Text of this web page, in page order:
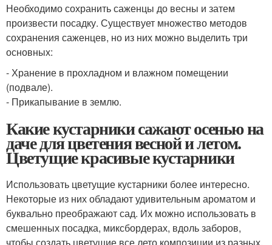
Необходимо сохранить саженцы до весны и затем
произвести посадку. Существует множество методов
сохранения саженцев, но из них можно выделить три
основных:
- Хранение в прохладном и влажном помещении
(подвале).
- Прикапывание в землю.
Какие кустарники сажают осенью на
даче для цветения весной и летом.
Цветущие красивые кустарники
Использовать цветущие кустарники более интересно.
Некоторые из них обладают удивительным ароматом и
буквально преображают сад. Их можно использовать в
смешенных посадка, миксбордерах, вдоль заборов,
чтобы создать цветущие все лето композиции из разных,